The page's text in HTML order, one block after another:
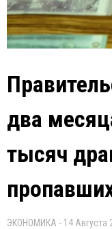
два
тысяч
ЭКОНОМИКА - 14 Августа